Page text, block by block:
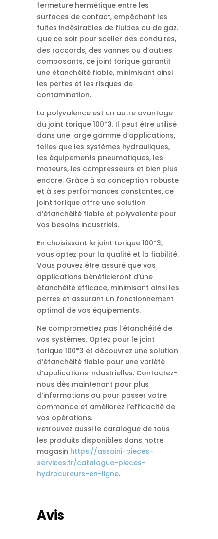
fermeture hermétique entre les
surfaces de contact, empêchant les
fuites indésirables de fluides ou de gaz.
Que ce soit pour sceller des conduites,
des raccords, des vannes ou d’autres
composants, ce joint torique garantit
une étanchéité fiable, minimisant ainsi
les pertes et les risques de
contamination.
La polyvalence est un autre avantage
du joint torique 100*3. Il peut être utilisé
dans une large gamme d’applications,
telles que les systèmes hydrauliques,
les équipements pneumatiques, les
moteurs, les compresseurs et bien plus
encore. Grâce à sa conception robuste
et à ses performances constantes, ce
joint torique offre une solution
d’étanchéité fiable et polyvalente pour
vos besoins industriels.
En choisissant le joint torique 100*3,
vous optez pour la qualité et la fiabilité.
Vous pouvez être assuré que vos
applications bénéficieront d’une
étanchéité efficace, minimisant ainsi les
pertes et assurant un fonctionnement
optimal de vos équipements.
Ne compromettez pas l’étanchéité de
vos systèmes. Optez pour le joint
torique 100*3 et découvrez une solution
d’étanchéité fiable pour une variété
d’applications industrielles. Contactez-
nous dès maintenant pour plus
d’informations ou pour passer votre
commande et améliorez l’efficacité de
vos opérations.
Retrouvez aussi le catalogue de tous
les produits disponibles dans notre
magasin https://assaini-pieces-
services.fr/catalogue-pieces-
hydrocureurs-en-ligne.
Avis